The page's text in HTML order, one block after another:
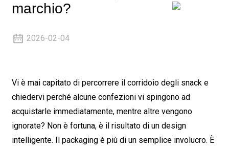
marchio?
2026-02-04
Vi è mai capitato di percorrere il corridoio degli snack e
chiedervi perché alcune confezioni vi spingono ad
acquistarle immediatamente, mentre altre vengono
ignorate? Non è fortuna, è il risultato di un design
intelligente. Il packaging è più di un semplice involucro. È